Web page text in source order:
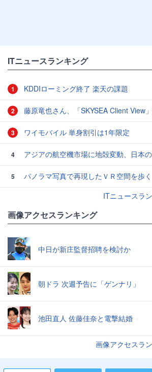
ITニュースランキング
1 KDDIローミング終了 楽天の課題
2 藤原竜也さん、「SKYSEA Client View」新CMで「AI労務改善」をアピール 働き方をAI
3 ワイモバイル 単身割引は1年限定
4 アジアの航空機市場に地殻変動、日本の
5
パノラマ写真で再現したＶＲ空間を歩く
ITニュースラ
画像アクセスランキング
中日が新庄監督招聘を検討か
朝ドラ 次週予告に「ゲンナリ」
池田直人 佐藤佳奈と電撃結婚
画像アクセスラ